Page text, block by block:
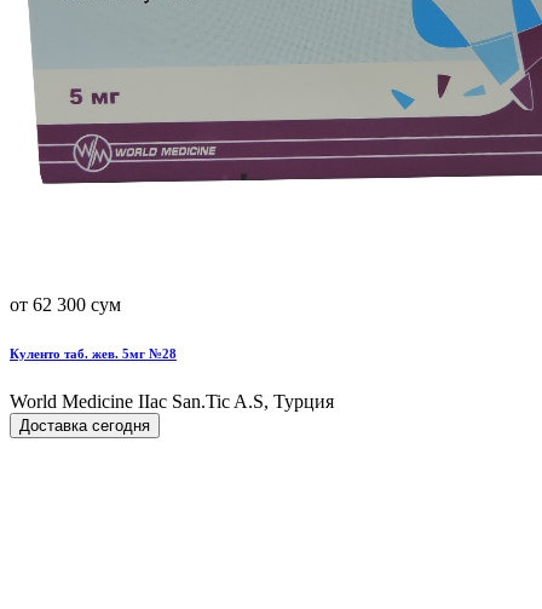
от 62 300 сум
Куленто таб. жев. 5мг №28
World Мedicine IIac San.Tic A.S, Турция
Доставка сегодня